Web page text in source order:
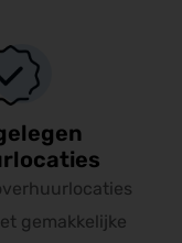
gemakkelijke